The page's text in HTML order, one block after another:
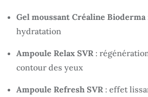
Gel moussant Créaline Bioderma
hydratation
Ampoule Relax SVR :
contour des yeux
Ampoule Refresh SVR : effet